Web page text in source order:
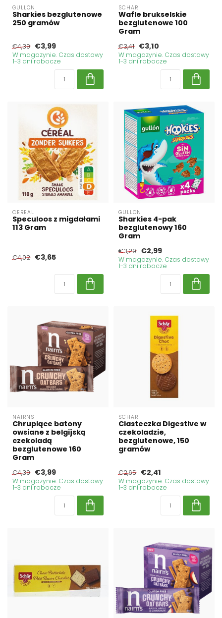
GULLON
Sharkies bezglutenowe
250 gramów
€4,39 €3,99
W magazynie. Czas dostawy
1-3 dni robocze
SCHAR
Wafle brukselskie
bezglutenowe 100
Gram
€3,41 €3,10
W magazynie. Czas dostawy
1-3 dni robocze
CEREAL
Speculoos z migdałami
113 Gram
€4,02 €3,65
GULLON
Sharkies 4-pak
bezglutenowy 160
Gram
€3,29 €2,99
W magazynie. Czas dostawy
1-3 dni robocze
NAIRNS
Chrupiące batony
owsiane z belgijską
czekoladą
bezglutenowe 160
Gram
€4,39 €3,99
W magazynie. Czas dostawy
1-3 dni robocze
SCHAR
Ciasteczka Digestive w
czekoladzie,
bezglutenowe, 150
gramów
€2,65 €2,41
W magazynie. Czas dostawy
1-3 dni robocze